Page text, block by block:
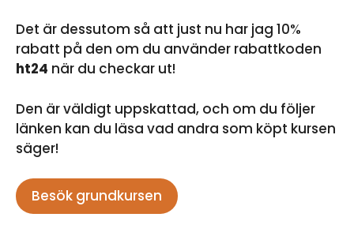
Det är dessutom så att just nu har jag 10%
rabatt på den om du använder rabattkoden
ht24 när du checkar ut!
Den är väldigt uppskattad, och om du följer
länken kan du läsa vad andra som köpt kursen
säger!
Besök grundkursen